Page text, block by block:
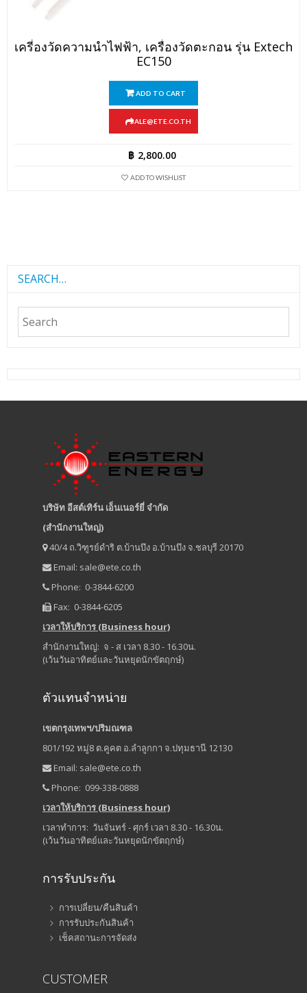
เครี่องวัดความนำไฟฟ้า, เครื่องวัดตะกอน รุ่น Extech
EC150
ADD TO CART
SALE@ETE.CO.TH
฿ 2,800.00
ADD TO WISHLIST
SEARCH…
บริษัท อีสต์เทิร์น เอ็นเนอร์ยี่ จำกัด
(สำนักงานใหญ่)
40/4 ถ.วิฑูรย์ดำริ ต.บ้านบึง อ.บ้านบึง จ.ชลบุรี 20170
Email: sale@ete.co.th
Phone: 0-3844-6200
Fax: 0-3844-6205
เวลาให้บริการ (Business hour)
สำนักงานใหญ่: จ - ส เวลา 8.30 - 16.30น.
(เว้นวันอาทิตย์และวันหยุดนักขัตฤกษ์)
ตัวแทนจำหน่าย
เขตกรุงเทพฯ/ปริมณฑล
801/192 หมู่8 ต.คูคต อ.ลำลูกกา จ.ปทุมธานี 12130
Email: sale@ete.co.th
Phone: 099-338-0888
เวลาให้บริการ (Business hour)
เวลาทำการ: วันจันทร์ - ศุกร์ เวลา 8.30 - 16.30น.
(เว้นวันอาทิตย์และวันหยุดนักขัตฤกษ์)
การรับประกัน
การเปลี่ยน/คืนสินค้า
การรับประกันสินค้า
เช็คสถานะการจัดส่ง
CUSTOMER